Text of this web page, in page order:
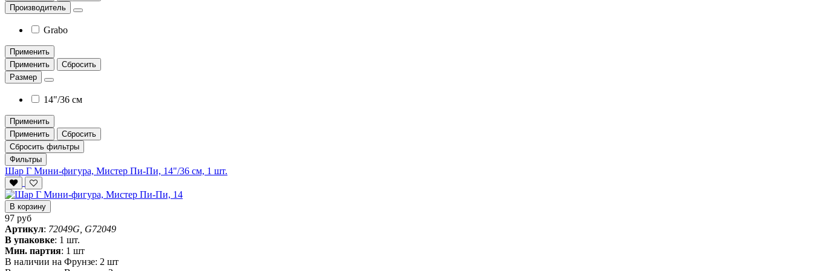
Производитель
Grabo
Применить
Применить
Сбросить
Размер
14"/36 см
Применить
Применить
Сбросить
Сбросить фильтры
Фильтры
Шар Г Мини-фигура, Мистер Пи-Пи, 14"/36 см, 1 шт.
В корзину
97 руб
Артикул: 72049G, G72049
В упаковке: 1 шт.
Мин. партия: 1 шт
В наличии на Фрунзе: 2 шт